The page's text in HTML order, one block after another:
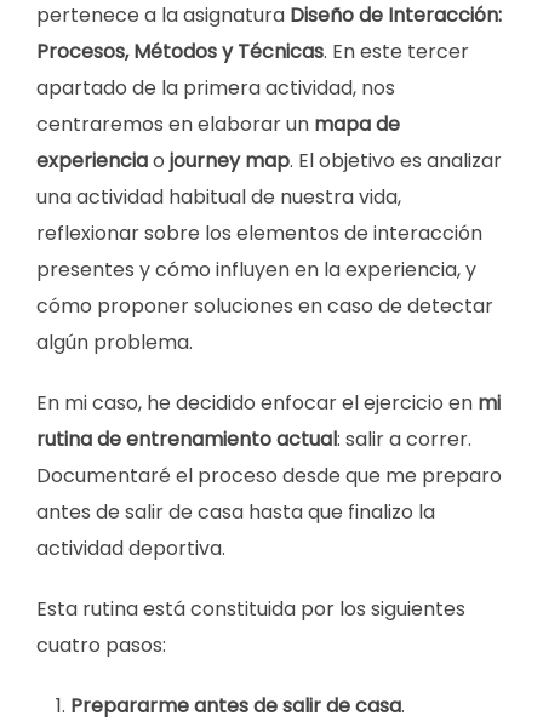
pertenece a la asignatura Diseño de Interacción:
Procesos, Métodos y Técnicas. En este tercer
apartado de la primera actividad, nos
centraremos en elaborar un mapa de
experienciao journey map. El objetivo es analizar
una actividad habitual de nuestra vida,
reflexionar sobre los elementos de interacción
presentes y cómo influyen en la experiencia, y
cómo proponer soluciones en caso de detectar
algún problema.
En mi caso, he decidido enfocar el ejercicio en mi
rutina de entrenamiento actual: salir a correr.
Documentaré el proceso desde que me preparo
antes de salir de casa hasta que finalizo la
actividad deportiva.
Esta rutina está constituida por los siguientes
cuatro pasos:
Prepararme antes de salir de casa.